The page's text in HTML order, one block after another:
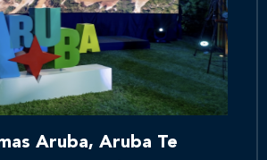
Aruba, Aruba Te